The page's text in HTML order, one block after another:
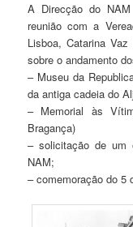
A Direcção do
reunião com a
Lisboa, Catarina
sobre o andamento
– Museu da
da antiga cadeia do
– Memorial às
Bragança)
– solicitação de um
NAM;
– comemoração do 5